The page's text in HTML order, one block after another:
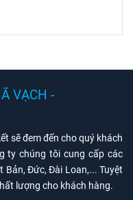
VẠCH -
sẽ đem đến cho quý khách
ty chúng tôi cung cấp các
Đức, Đài Loan,... Tuyệt
lượng cho khách hàng.